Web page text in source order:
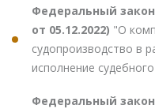
Федеральный закон
от 05.12.2022) "О
судопроизводство в
исполнение
Федеральный закон